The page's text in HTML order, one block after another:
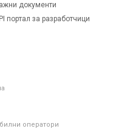
документи
портал за разработчици
оператори